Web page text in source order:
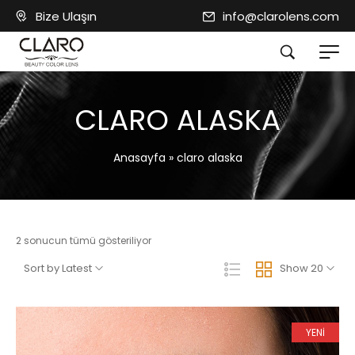
Bize Ulaşın info@clarolens.com
CLARO ALASKA
Anasayfa » claro alaska
2 sonucun tümü gösteriliyor
Show 20
Sort by Latest
YENİ